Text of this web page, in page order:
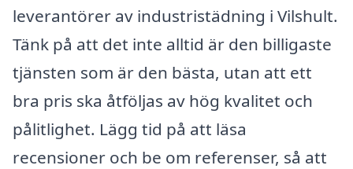
leverantörer av industristädning i Vilshult.
Tänk på att det inte alltid är den billigaste
tjänsten som är den bästa, utan att ett
bra pris ska åtföljas av hög kvalitet och
pålitlighet. Lägg tid på att läsa
recensioner och be om referenser, så att